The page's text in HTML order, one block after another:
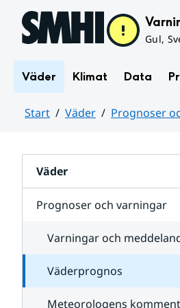
Hoppa till sidans innehåll
Gul,
Väder Klimat Data
Start Väder Prognoser
Väder
Prognoser och varningar
Varningar och
Väderprognos
Meteorologens